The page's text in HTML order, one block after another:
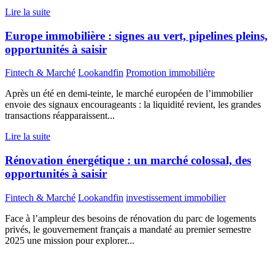
Lire la suite
Europe immobilière : signes au vert, pipelines pleins,
opportunités à saisir
Fintech & Marché Lookandfin Promotion immobilière
Après un été en demi-teinte, le marché européen de l’immobilier
envoie des signaux encourageants : la liquidité revient, les grandes
transactions réapparaissent...
Lire la suite
Rénovation énergétique : un marché colossal, des
opportunités à saisir
Fintech & Marché Lookandfin investissement immobilier
Face à l’ampleur des besoins de rénovation du parc de logements
privés, le gouvernement français a mandaté au premier semestre
2025 une mission pour explorer...